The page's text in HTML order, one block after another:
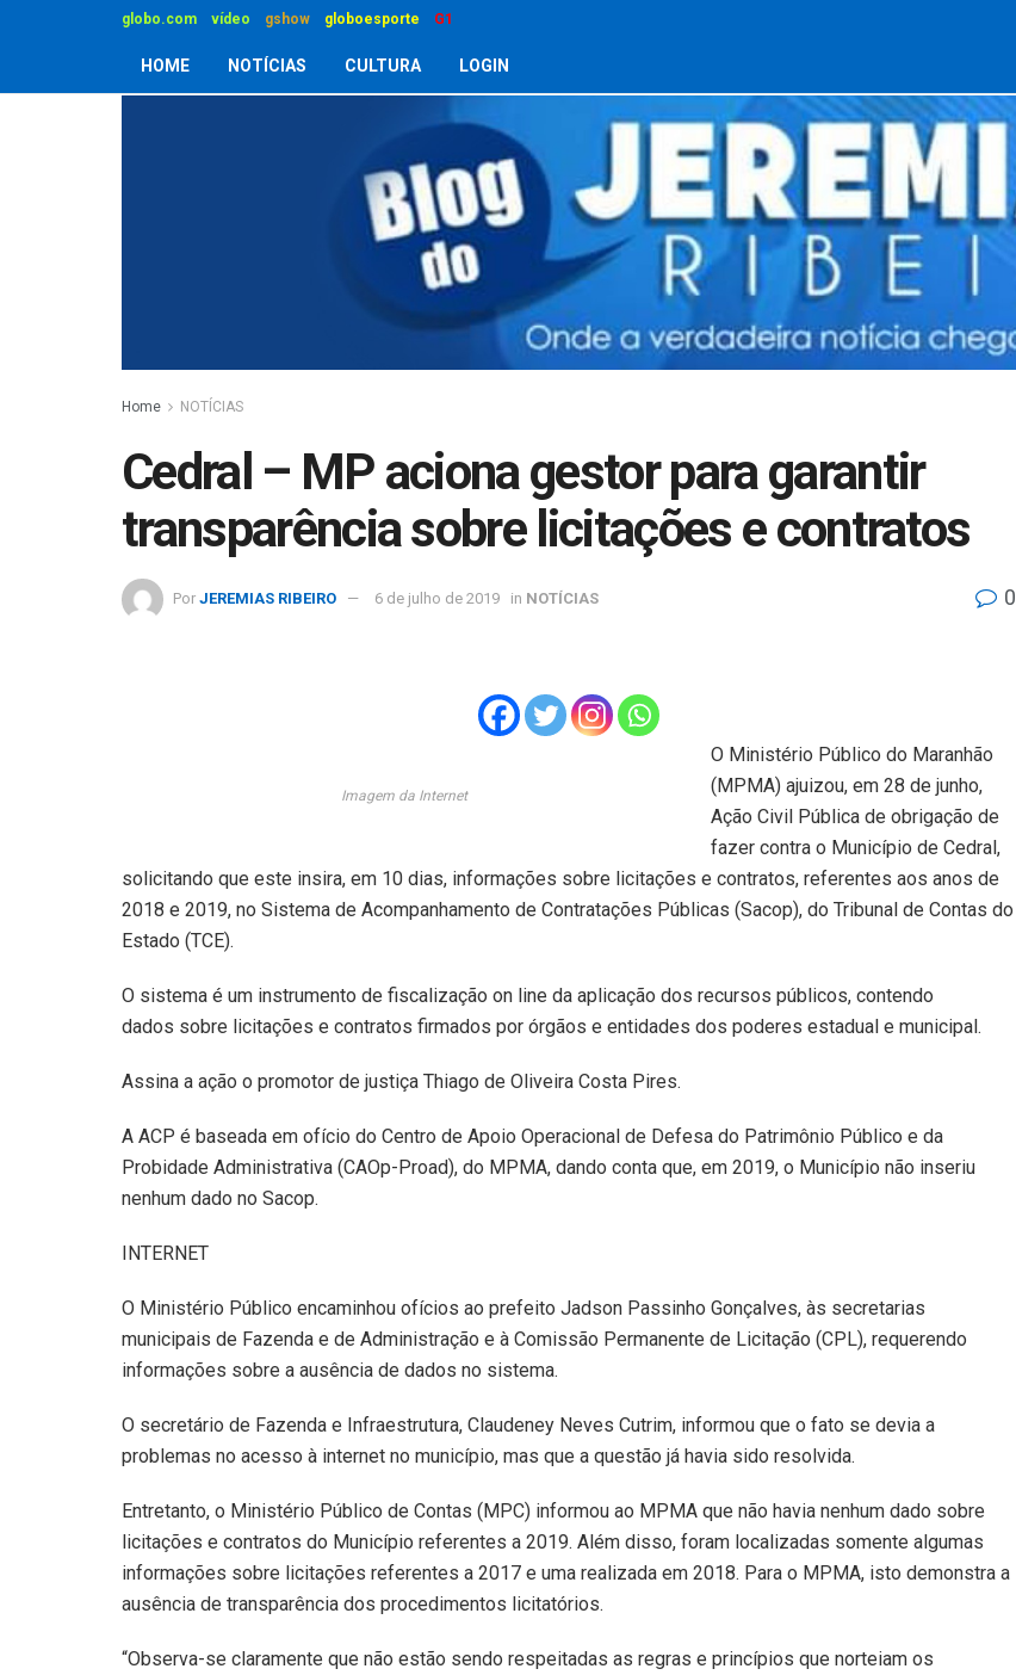
globo.com vídeo gshow globoesporte G1
HOME NOTÍCIAS CULTURA LOGIN
Home NOTÍCIAS
Cedral – MP aciona gestor para garantir
transparência sobre licitações e contratos
Por JEREMIAS RIBEIRO 6 de julho de 2019 in NOTÍCIAS 0
Imagem da Internet
O Ministério Público do Maranhão
(MPMA) ajuizou, em 28 de junho,
Ação Civil Pública de obrigação de
fazer contra o Município de Cedral,
solicitando que este insira, em 10 dias, informações sobre licitações e contratos, referentes aos anos de
2018 e 2019, no Sistema de Acompanhamento de Contratações Públicas (Sacop), do Tribunal de Contas do
Estado (TCE).
O sistema é um instrumento de fiscalização on line da aplicação dos recursos públicos, contendo
dados sobre licitações e contratos firmados por órgãos e entidades dos poderes estadual e municipal.
Assina a ação o promotor de justiça Thiago de Oliveira Costa Pires.
A ACP é baseada em ofício do Centro de Apoio Operacional de Defesa do Patrimônio Público e da
Probidade Administrativa (CAOp-Proad), do MPMA, dando conta que, em 2019, o Município não inseriu
nenhum dado no Sacop.
INTERNET
O Ministério Público encaminhou ofícios ao prefeito Jadson Passinho Gonçalves, às secretarias
municipais de Fazenda e de Administração e à Comissão Permanente de Licitação (CPL), requerendo
informações sobre a ausência de dados no sistema.
O secretário de Fazenda e Infraestrutura, Claudeney Neves Cutrim, informou que o fato se devia a
problemas no acesso à internet no município, mas que a questão já havia sido resolvida.
Entretanto, o Ministério Público de Contas (MPC) informou ao MPMA que não havia nenhum dado sobre
licitações e contratos do Município referentes a 2019. Além disso, foram localizadas somente algumas
informações sobre licitações referentes a 2017 e uma realizada em 2018. Para o MPMA, isto demonstra a
ausência de transparência dos procedimentos licitatórios.
“Observa-se claramente que não estão sendo respeitadas as regras e princípios que norteiam os